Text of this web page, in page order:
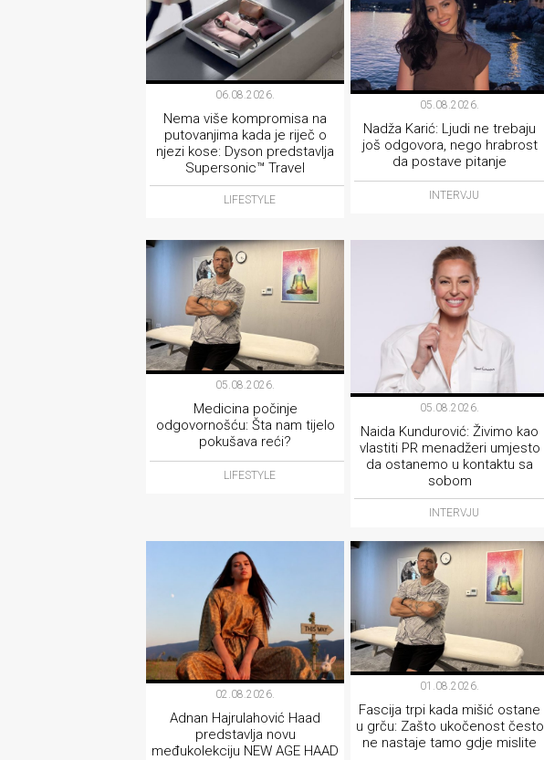
06.08.2026.
Nema više kompromisa na
putovanjima kada je riječ o
njezi kose: Dyson predstavlja
Supersonic™ Travel
LIFESTYLE
05.08.2026.
Nadža Karić: Ljudi ne trebaju
još odgovora, nego hrabrost
da postave pitanje
INTERVJU
05.08.2026.
Medicina počinje
odgovornošću: Šta nam tijelo
pokušava reći?
LIFESTYLE
05.08.2026.
Naida Kundurović: Živimo kao
vlastiti PR menadžeri umjesto
da ostanemo u kontaktu sa
sobom
INTERVJU
02.08.2026.
Adnan Hajrulahović Haad
predstavlja novu
međukolekciju NEW AGE HAAD
01.08.2026.
Fascija trpi kada mišić ostane
u grču: Zašto ukočenost često
ne nastaje tamo gdje mislite